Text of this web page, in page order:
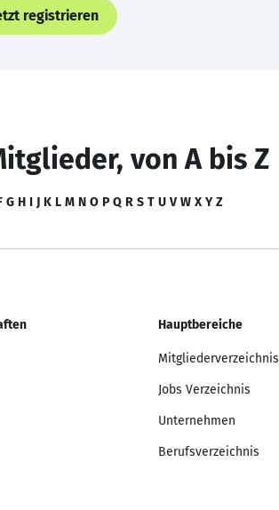
registrieren
von A bis Z
G H I J K L M N O P Q R S T U V W X Y Z
Hauptbereiche
Mitgliederverzeichnis
Jobs Verzeichnis
Unternehmen
Berufsverzeichnis